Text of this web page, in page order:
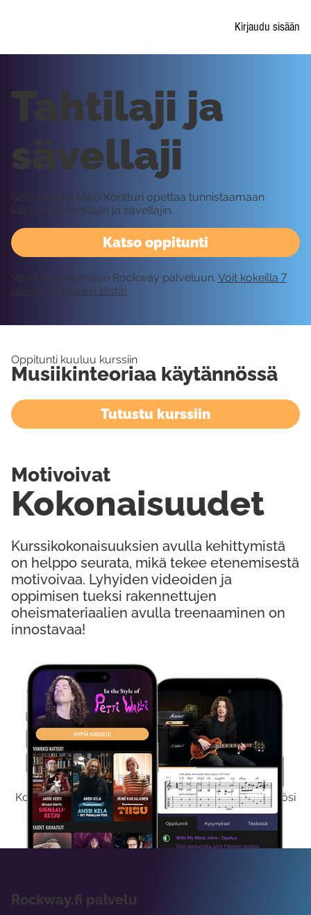
Kirjaudu sisään
Kokeile Ilmaiseksi
Kokeilemalla ilmaiseksi saat koko sisältömme käyttöösi
viikon ajaksi.
Katso oppitunti
Tahtilaji ja
sävellaji
Seuraavaksi Miko Kontturi opettaa tunnistaamaan
kappaleen tahtilajin ja sävellajin.
Vaatii kirjautumisen Rockway palveluun. Voit kokeilla 7
päivää ilmaiseksi tästä!
Oppitunti kuuluu kurssiin
Musiikinteoriaa käytännössä
Tutustu kurssiin
Kurssikokonaisuuksien avulla kehittymistä
on helppo seurata, mikä tekee etenemisestä
motivoivaa. Lyhyiden videoiden ja
oppimisen tueksi rakennettujen
oheismateriaalien avulla treenaaminen on
innostavaa!
Kokonaisuudet
Motivoivat
Rockway.fi palvelu